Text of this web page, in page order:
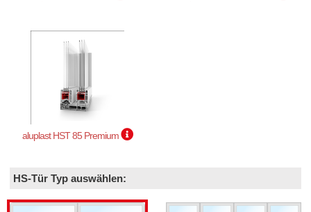
aluplast HST 85 Premium
HS-Tür Typ auswählen: